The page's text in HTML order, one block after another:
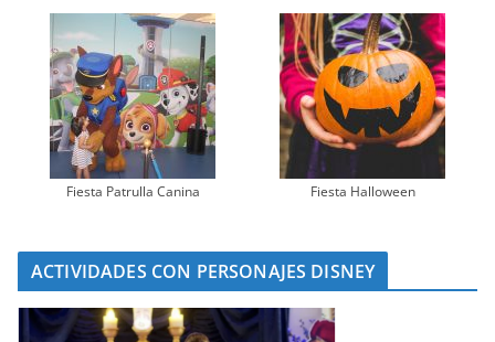
Fiesta Patrulla Canina Fiesta Halloween
ACTIVIDADES CON PERSONAJES DISNEY